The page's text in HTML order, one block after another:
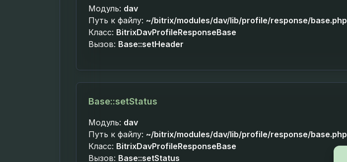
Модуль: dav
Путь к файлу: ~/bitrix/modules/dav/lib/profile/response/base.php
Класс: BitrixDavProfileResponseBase
Вызов: Base::setHeader
Base::setStatus
Модуль: dav
Путь к файлу: ~/bitrix/modules/dav/lib/profile/response/base.php
Класс: BitrixDavProfileResponseBase
Вызов: Base::setStatus